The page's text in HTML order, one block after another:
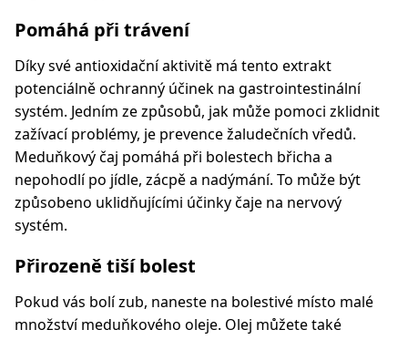
Pomáhá při trávení
Díky své antioxidační aktivitě má tento extrakt
potenciálně ochranný účinek na gastrointestinální
systém. Jedním ze způsobů, jak může pomoci zklidnit
zažívací problémy, je prevence žaludečních vředů.
Meduňkový čaj pomáhá při bolestech břicha a
nepohodlí po jídle, zácpě a nadýmání. To může být
způsobeno uklidňujícími účinky čaje na nervový
systém.
Přirozeně tiší bolest
Pokud vás bolí zub, naneste na bolestivé místo malé
množství meduňkového oleje. Olej můžete také